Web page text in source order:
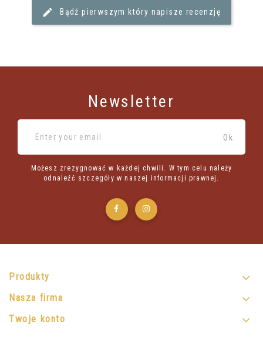
Bądź pierwszym który napisze recenzję
Newsletter
Możesz zrezygnować w każdej chwili. W tym celu należy
odnaleźć szczegóły w naszej informacji prawnej.
Produkty
Nasza firma
Twoje konto